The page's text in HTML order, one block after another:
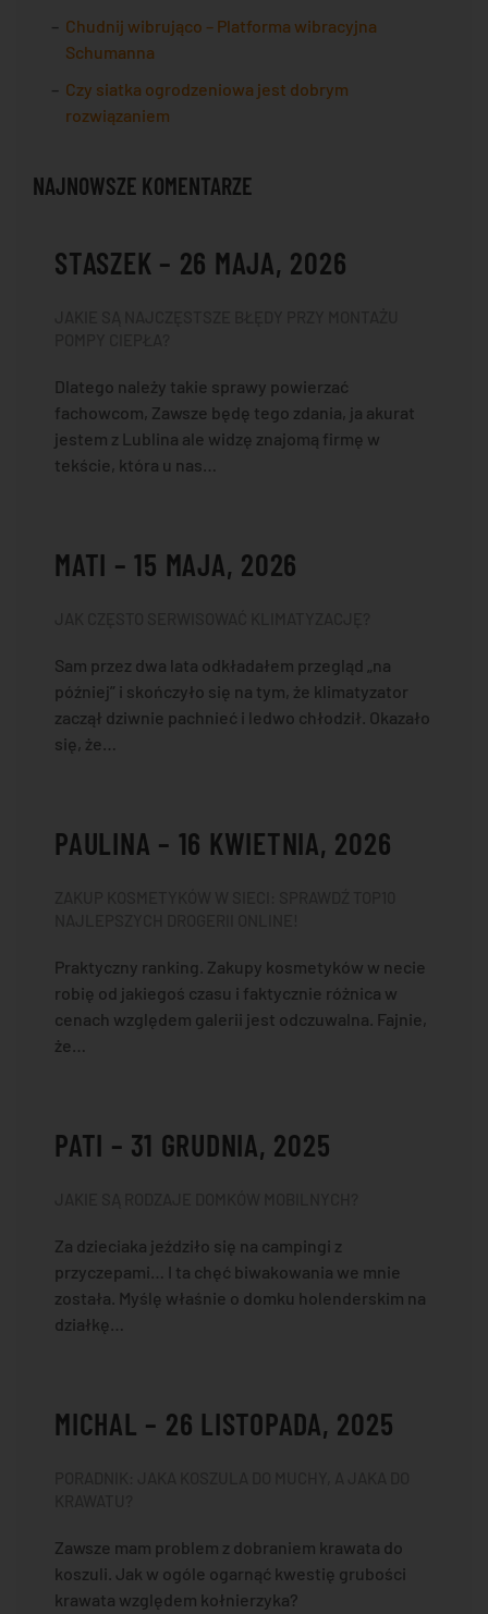
Chudnij wibrująco – Platforma wibracyjna
Schumanna
Czy siatka ogrodzeniowa jest dobrym
rozwiązaniem
NAJNOWSZE KOMENTARZE
STASZEK – 26 MAJA, 2026
Dlatego należy takie sprawy powierzać
fachowcom, Zawsze będę tego zdania, ja akurat
jestem z Lublina ale widzę znajomą firmę w
tekście, która u nas…
MATI – 15 MAJA, 2026
Sam przez dwa lata odkładałem przegląd „na
później” i skończyło się na tym, że klimatyzator
zaczął dziwnie pachnieć i ledwo chłodził. Okazało
się, że…
PAULINA – 16 KWIETNIA, 2026
Praktyczny ranking. Zakupy kosmetyków w necie
robię od jakiegoś czasu i faktycznie różnica w
cenach względem galerii jest odczuwalna. Fajnie,
że…
PATI – 31 GRUDNIA, 2025
Za dzieciaka jeździło się na campingi z
przyczepami… I ta chęć biwakowania we mnie
została. Myślę właśnie o domku holenderskim na
działkę…
MICHAL – 26 LISTOPADA, 2025
Zawsze mam problem z dobraniem krawata do
koszuli. Jak w ogóle ogarnąć kwestię grubości
krawata względem kołnierzyka?